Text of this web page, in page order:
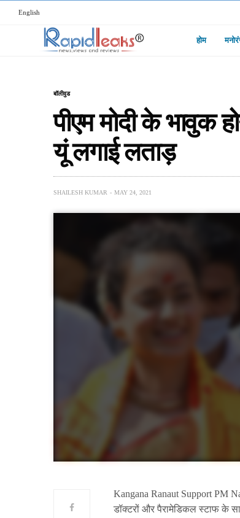
English
होम
बॉलीवुड
पीएम मोदी के भावुक
यूं लगाई लताड़
SHAILESH KUMAR MAY 24, 2021
Kangana Ranaut Support PM
डॉक्टरों और पैरामेडिकल स्टाफ के